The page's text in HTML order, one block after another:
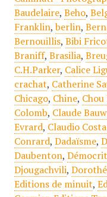
Baudelaire, Beho,
Franklin,berlin,
Bernouillis, Bibi
Braniff, Brasilia,
C.H.Parker, Calice
crachat, Catherine
Chicago, Chine, Chou
Colomb, Claude
Evrard, Claudio
Conrard, Dadaïsme,
Daubenton,
Djougachvili,
Editions de minuit,